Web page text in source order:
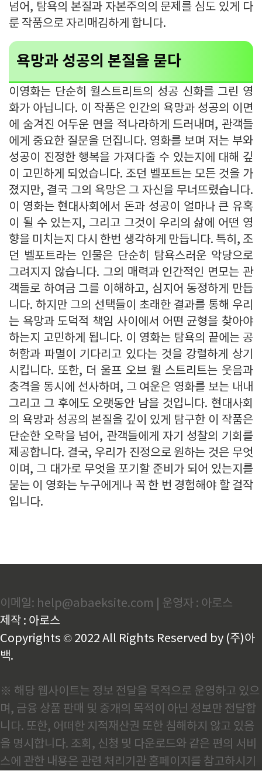
넘어, 탐욕의 본질과 자본주의의 문제를 심도 있게 다
룬 작품으로 자리매김하게 합니다.
욕망과 성공의 본질을 묻다
이영화는 단순히 월스트리트의 성공 신화를 그린 영
화가 아닙니다. 이 작품은 인간의 욕망과 성공의 이면
에 숨겨진 어두운 면을 적나라하게 드러내며, 관객들
에게 중요한 질문을 던집니다. 영화를 보며 저는 부와
성공이 진정한 행복을 가져다줄 수 있는지에 대해 깊
이 고민하게 되었습니다. 조던 벨포트는 모든 것을 가
졌지만, 결국 그의 욕망은 그 자신을 무너뜨렸습니다.
이 영화는 현대사회에서 돈과 성공이 얼마나 큰 유혹
이 될 수 있는지, 그리고 그것이 우리의 삶에 어떤 영
향을 미치는지 다시 한번 생각하게 만듭니다. 특히, 조
던 벨포트라는 인물은 단순히 탐욕스러운 악당으로
그려지지 않습니다. 그의 매력과 인간적인 면모는 관
객들로 하여금 그를 이해하고, 심지어 동정하게 만듭
니다. 하지만 그의 선택들이 초래한 결과를 통해 우리
는 욕망과 도덕적 책임 사이에서 어떤 균형을 찾아야
하는지 고민하게 됩니다. 이 영화는 탐욕의 끝에는 공
허함과 파멸이 기다리고 있다는 것을 강렬하게 상기
시킵니다. 또한, 더 울프 오브 월 스트리트는 웃음과
충격을 동시에 선사하며, 그 여운은 영화를 보는 내내
그리고 그 후에도 오랫동안 남을 것입니다. 현대사회
의 욕망과 성공의 본질을 깊이 있게 탐구한 이 작품은
단순한 오락을 넘어, 관객들에게 자기 성찰의 기회를
제공합니다. 결국, 우리가 진정으로 원하는 것은 무엇
이며, 그 대가로 무엇을 포기할 준비가 되어 있는지를
묻는 이 영화는 누구에게나 꼭 한 번 경험해야 할 걸작
입니다.
이메일: help@abaeksite.com | 운영자 : 아로스
제작 : 아로스
Copyrights © 2022 All Rights Reserved by (주)아
백.
※ 해당 웹사이트는 정보 전달을 목적으로 운영하고 있으
며, 금융 상품 판매 및 중개의 목적이 아닌 정보만 전달합
니다. 또한, 어떠한 지적재산권 또한 침해하지 않고 있음
을 명시합니다. 조회, 신청 및 다운로드와 같은 편의 서비
스에 관한 내용은 관련 처리기관 홈페이지를 참고하시기